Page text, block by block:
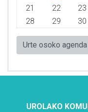
21
22 23
28
29 30
Urte osoko
UROLAKO